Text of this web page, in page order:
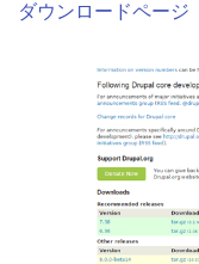
ダウンロードページ